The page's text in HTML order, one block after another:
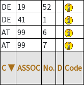
DE
19 52
DE
41 1
AT
99 6
AT
99 7
C ▼ ASSOC No. D Code